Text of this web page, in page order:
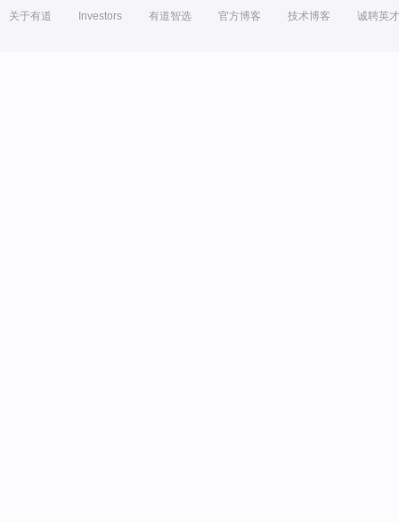
关于有道 Investors 有道智选 官方博客 技术博客 诚聘英才